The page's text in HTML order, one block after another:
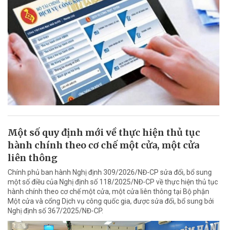
Một số quy định mới về thực hiện thủ tục
hành chính theo cơ chế một cửa, một cửa
liên thông
Chính phủ ban hành Nghị định 309/2026/NĐ-CP sửa đổi, bổ sung
một số điều của Nghị định số 118/2025/NĐ-CP về thực hiện thủ tục
hành chính theo cơ chế một cửa, một cửa liên thông tại Bộ phận
Một cửa và cổng Dịch vụ công quốc gia, được sửa đổi, bổ sung bởi
Nghị định số 367/2025/NĐ-CP.